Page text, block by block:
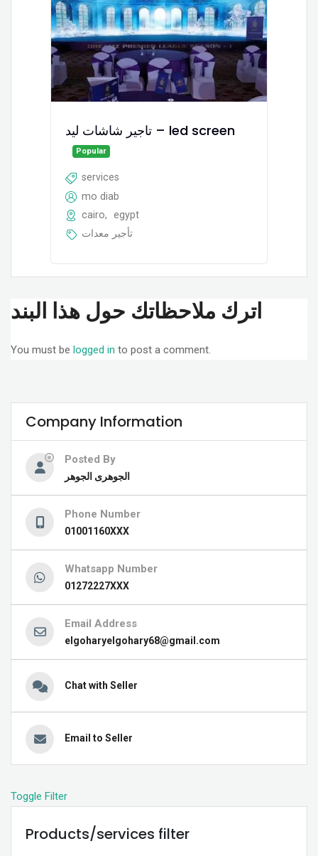
تاجير شاشات ليد – led screen
Popular
services
mo diab
cairo,
egypt
تأجير معدات
اترك ملاحظاتك حول هذا البند
You must be logged in to post a comment.
Company Information
Posted By
الجوهرى الجوهر
Phone Number
01001160XXX
Whatsapp Number
01272227XXX
Email Address
elgoharyelgohary68@gmail.com
Chat with Seller
Email to Seller
Toggle Filter
Products/services filter